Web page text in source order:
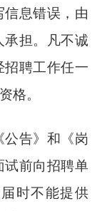
息错误，由
承担。凡不诚
招聘工作任一
格。
公告》和《岗
试前向招聘单
时不能提供